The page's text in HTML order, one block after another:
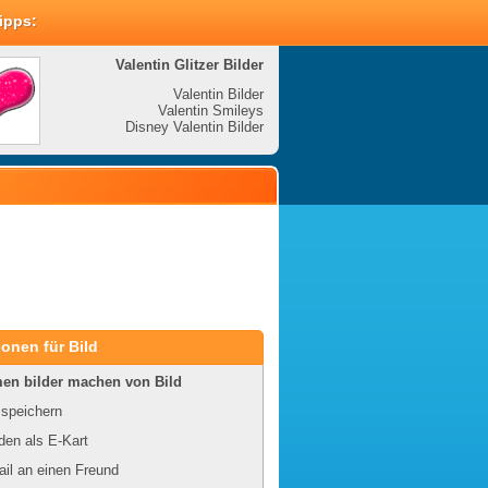
Valentin Glitzer Bilder
Valentin Bilder
Valentin Smileys
Disney Valentin Bilder
für Bild
bilder machen von Bild
als E-Kart
an einen Freund